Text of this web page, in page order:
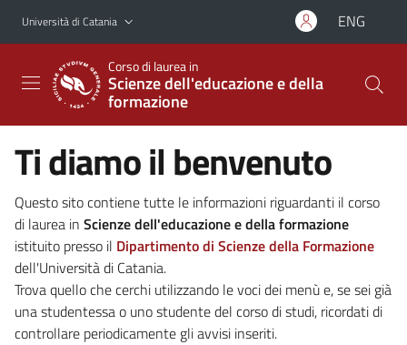
Vai al contenuto principale
Vai al menu di navigazione
Università di Catania ENG
Corso di laurea in
Scienze dell'educazione e della
formazione
Ti diamo il benvenuto
Questo sito contiene tutte le informazioni riguardanti il corso
di laurea in Scienze dell'educazione e della formazione
istituito presso il Dipartimento di Scienze della Formazione
dell'Università di Catania.
Trova quello che cerchi utilizzando le voci dei menù e, se sei già
una studentessa o uno studente del corso di studi, ricordati di
controllare periodicamente gli avvisi inseriti.